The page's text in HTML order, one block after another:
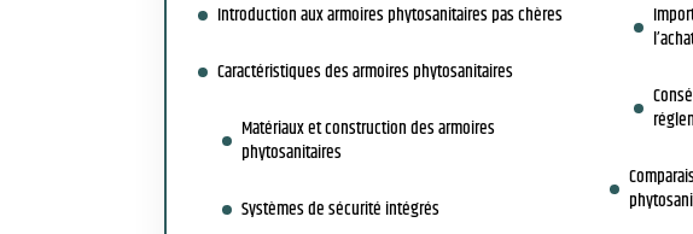
Introduction aux armoires phytosanitaires pas chères
Caractéristiques des armoires phytosanitaires
Matériaux et construction des armoires
phytosanitaires
Systèmes de sécurité intégrés